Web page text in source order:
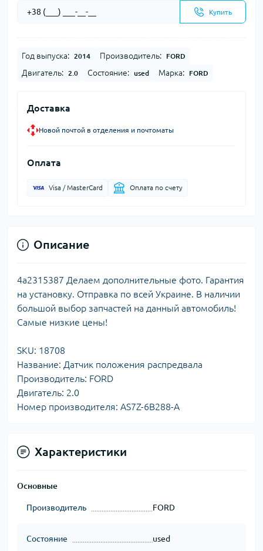
Купить
Год выпуска: 2014 Производитель: FORD
Двигатель: 2.0 Состояние: used Марка: FORD
Доставка
Новой почтой в отделения и почтоматы
Оплата
Visa / MasterCard Оплата по счету
Описание
4a2315387 Делаем дополнительные фото. Гарантия
на установку. Отправка по всей Украине. В наличии
большой выбор запчастей на данный автомобиль!
Самые низкие цены!
SKU: 18708
Название: Датчик положения распредвала
Производитель: FORD
Двигатель: 2.0
Номер производителя: AS7Z-6B288-A
Характеристики
Основные
Производитель FORD
Состояние used